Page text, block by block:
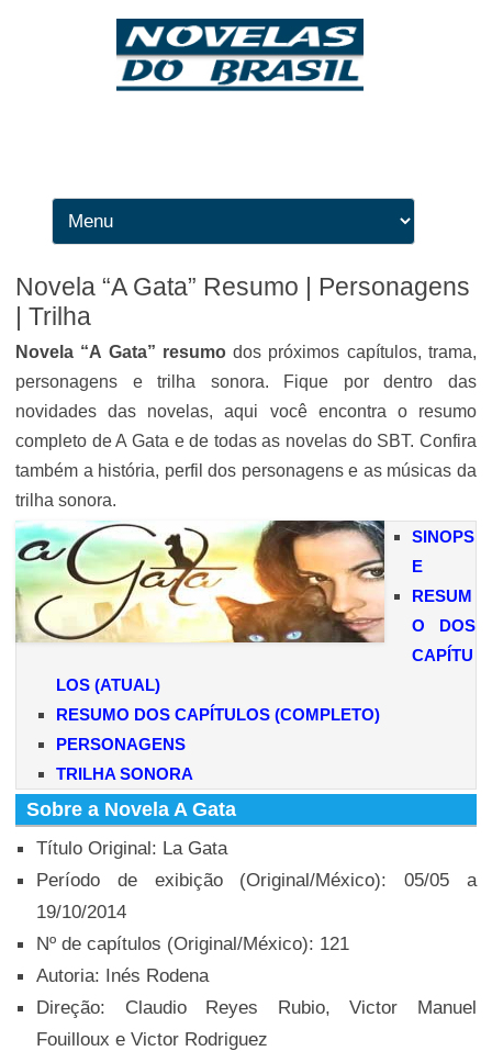
Novela “A Gata” Resumo | Personagens
| Trilha
Novela “A Gata” resumodos próximos capítulos, trama,
personagens e trilha sonora. Fique por dentro das
novidades das novelas, aqui você encontra o resumo
completo de A Gata e de todas as novelas do SBT. Confira
também a história, perfil dos personagens e as músicas da
trilha sonora.
SINOPS
E
RESUM
O DOS
CAPÍTU
LOS (ATUAL)
RESUMO DOS CAPÍTULOS (COMPLETO)
PERSONAGENS
TRILHA SONORA
Sobre a Novela A Gata
Título Original: La Gata
Período de exibição (Original/México): 05/05 a
19/10/2014
Nº de capítulos (Original/México): 121
Autoria: Inés Rodena
Direção: Claudio Reyes Rubio, Victor Manuel
Fouilloux e Victor Rodriguez